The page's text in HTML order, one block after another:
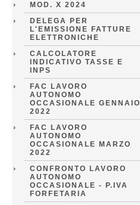
MOD. X 2024
DELEGA PER
L'EMISSIONE FATTURE
ELETTRONICHE
CALCOLATORE
INDICATIVO TASSE E
INPS
FAC LAVORO
AUTONOMO
OCCASIONALE GENNAIO
2022
FAC LAVORO
AUTONOMO
OCCASIONALE MARZO
2022
CONFRONTO LAVORO
AUTONOMO
OCCASIONALE - P.IVA
FORFETARIA